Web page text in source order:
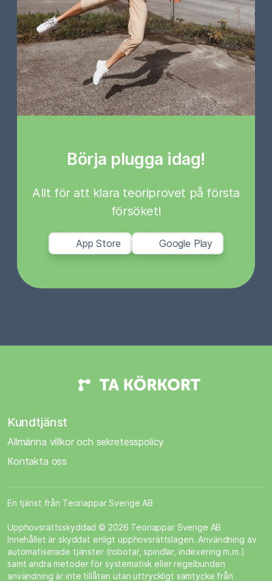
Börja plugga idag!
Allt för att klara teoriprovet på första
försöket!
App Store Google Play
Kundtjänst
Allmänna villkor och sekretesspolicy
Kontakta oss
En tjänst från Teoriappar Sverige AB
Upphovsrättsskyddad © 2026 Teoriappar Sverige AB
Innehållet är skyddat enligt upphovsrättslagen. Användning av
automatiserade tjänster (robotar, spindlar, indexering m.m.)
samt andra metoder för systematisk eller regelbunden
användning är inte tillåten utan uttryckligt samtycke från